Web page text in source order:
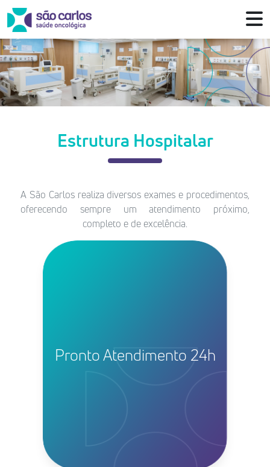
Estrutura Hospitalar
A São Carlos realiza diversos exames e procedimentos,
oferecendo sempre um atendimento próximo,
completo e de excelência.
Pronto Atendimento 24h